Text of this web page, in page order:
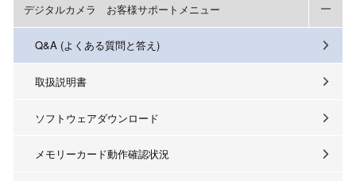
デジタルカメラ お客様サポートメニュー
Q&A (よくある質問と答え)
取扱説明書
ソフトウェアダウンロード
メモリーカード動作確認状況